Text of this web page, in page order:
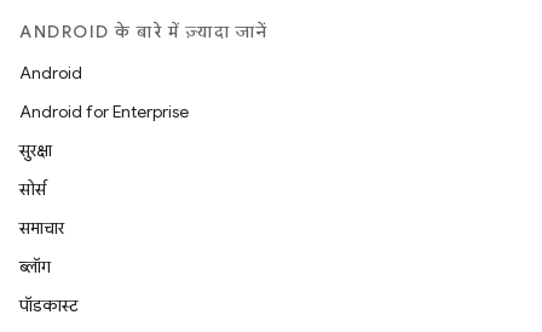
ANDROID के बारे में ज़्यादा जानें
Android
Android for Enterprise
सुरक्षा
सोर्स
समाचार
ब्लॉग
पॉडकास्ट